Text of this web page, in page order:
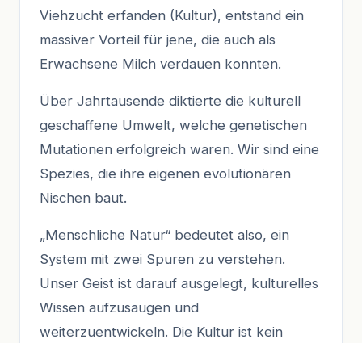
Viehzucht erfanden (Kultur), entstand ein
massiver Vorteil für jene, die auch als
Erwachsene Milch verdauen konnten.
Über Jahrtausende diktierte die kulturell
geschaffene Umwelt, welche genetischen
Mutationen erfolgreich waren. Wir sind eine
Spezies, die ihre eigenen evolutionären
Nischen baut.
„Menschliche Natur“ bedeutet also, ein
System mit zwei Spuren zu verstehen.
Unser Geist ist darauf ausgelegt, kulturelles
Wissen aufzusaugen und
weiterzuentwickeln. Die Kultur ist kein